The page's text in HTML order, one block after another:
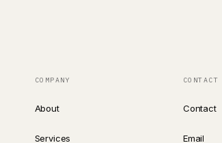
COMPANY
About
Services
CONTACT
Contact
Email